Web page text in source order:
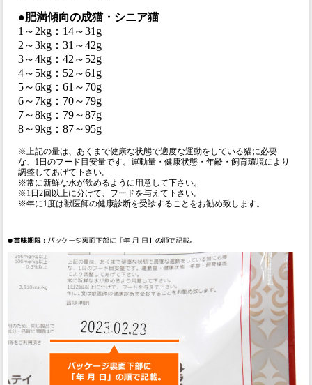
●肥満傾向の成猫・シニア猫
1～2kg：14～31g
2～3kg：31～42g
3～4kg：42～52g
4～5kg：52～61g
5～6kg：61～70g
6～7kg：70～79g
7～8kg：79～87g
8～9kg：87～95g
※上記の量は、あくまで健康な状態で適度な運動をしている猫に必要
な、1日のフード目安量です。運動量・健康状態・年齢・飼育環境により
調整してあげて下さい。
※常に新鮮な水が飲めるように用意して下さい。
※1日2回以上に分けて、フードを与えて下さい。
※年に1度は獣医師の健康診断を受診することをお勧め致します。